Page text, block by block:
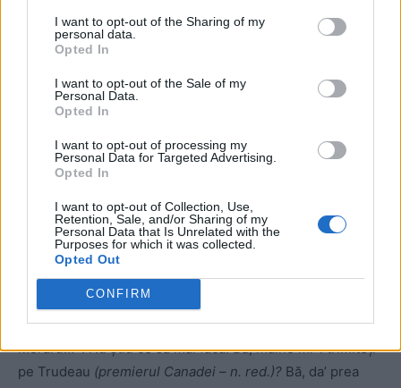
I want to opt-out of the Sharing of my
personal data.
Opted In
I want to opt-out of the Sale of my
Personal Data.
Opted In
I want to opt-out of processing my
Personal Data for Targeted Advertising.
Opted In
I want to opt-out of Collection, Use,
Retention, Sale, and/or Sharing of my
Personal Data that Is Unrelated with the
Purposes for which it was collected.
Opted Out
CONFIRM
trebuiască să ne ascundem și în munți”
* „Căutați-ne pe Nașul TV Canada, aici ne găsiți… din
motive de securitate. Am ajuns mai rău ca Europa Liberă.
O să trebuiască să ne ascundem, mâine-poimâine, și în
* „Nu vedeți? Nu ne mai pot întrerupe! STS-u’… uite-așa
„Au trezit-o și pe o băbăciune de-aicea… Bă,
da’ prea mulți securiști în Canada!”
* „Au trezit-o și pe o băbăciune de-aicea… au ridicat-o
din morți și a început și aia: «Radu Moraru… Radu
Moraru…». Nu știu ce să mai facă. Bă, mâine mi-l trimiteți
pe Trudeau (premierul Canadei – n. red.)? Bă, da’ prea